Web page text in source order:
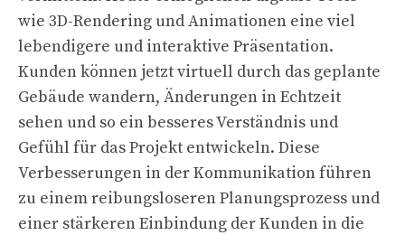
wie 3D-Rendering und Animationen eine viel
lebendigere und interaktive Präsentation.
Kunden können jetzt virtuell durch das geplante
Gebäude wandern, Änderungen in Echtzeit
sehen und so ein besseres Verständnis und
Gefühl für das Projekt entwickeln. Diese
Verbesserungen in der Kommunikation führen
zu einem reibungsloseren Planungsprozess und
einer stärkeren Einbindung der Kunden in die